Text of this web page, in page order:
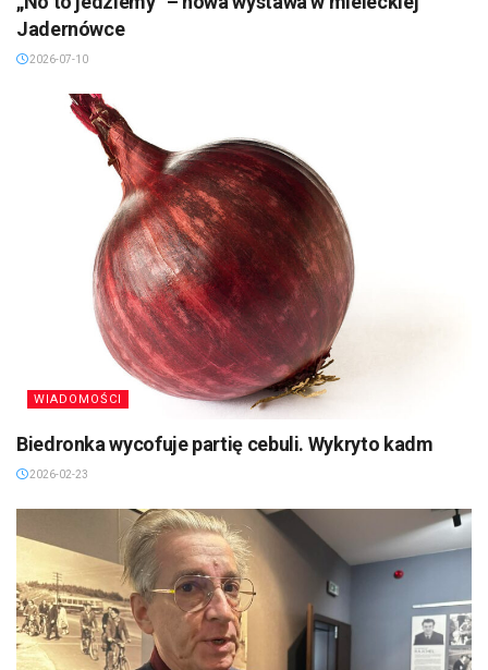
Jadernówce
2026-07-10
WIADOMOŚCI
Biedronka wycofuje partię cebuli. Wykryto kadm
2026-02-23